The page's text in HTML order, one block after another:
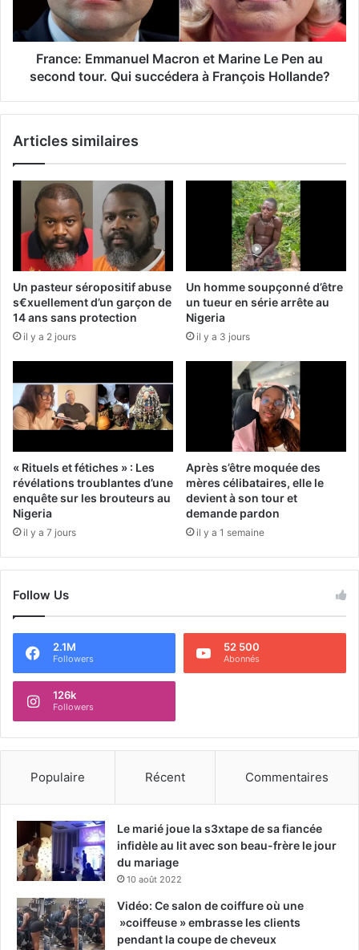
France: Emmanuel Macron et Marine Le Pen au
second tour. Qui succédera à François Hollande?
Articles similaires
Un pasteur séropositif abuse
s€xuellement d’un garçon de
14 ans sans protection
il y a 2 jours
Un homme soupçonné d’être
un tueur en série arrête au
Nigeria
il y a 3 jours
« Rituels et fétiches » : Les
révélations troublantes d’une
enquête sur les brouteurs au
Nigeria
il y a 7 jours
Après s’être moquée des
mères célibataires, elle le
devient à son tour et
demande pardon
il y a 1 semaine
Follow Us
2.1M
Followers
52 500
Abonnés
126k
Followers
Populaire Récent Commentaires
Le marié joue la s3xtape de sa fiancée
infidèle au lit avec son beau-frère le jour
du mariage
10 août 2022
Vidéo: Ce salon de coiffure où une
»coiffeuse » embrasse les clients
pendant la coupe de cheveux